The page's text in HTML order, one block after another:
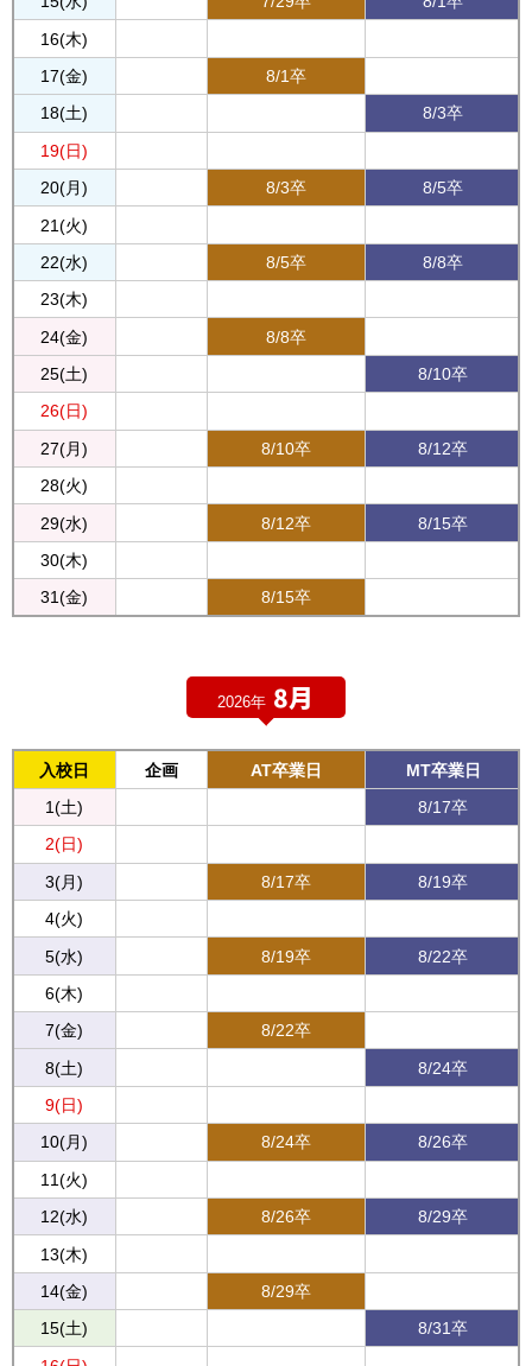
16(木)
17(金)
8/1卒
18(土)
8/3卒
19(日)
20(月)
8/3卒
8/5卒
21(火)
22(水)
8/5卒
8/8卒
23(木)
24(金)
8/8卒
25(土)
8/10卒
26(日)
27(月)
8/10卒
8/12卒
28(火)
29(水)
8/12卒
8/15卒
30(木)
31(金)
8/15卒
2026年 8月
入校日 企画 AT卒業日
MT卒業日
1(土)
8/17卒
2(日)
3(月)
8/17卒
8/19卒
4(火)
5(水)
8/19卒
8/22卒
6(木)
7(金)
8/22卒
8(土)
8/24卒
9(日)
10(月)
8/24卒
8/26卒
11(火)
12(水)
8/26卒
8/29卒
13(木)
14(金)
8/29卒
15(土)
8/31卒